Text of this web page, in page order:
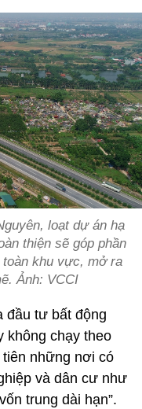
loạt dự án hạ
thiện sẽ góp phần
khu vực, mở ra
Ảnh: VCCI
đầu tư bất động
không chạy theo
những nơi có
và dân cư như
trung dài hạn”.